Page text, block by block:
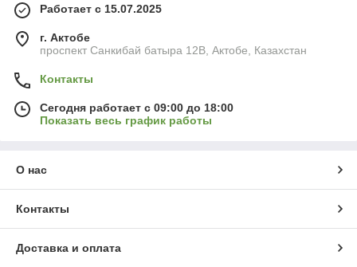
Работает с 15.07.2025
г. Актобе
проспект Санкибай батыра 12В, Актобе, Казахстан
Контакты
Сегодня работает с 09:00 до 18:00
Показать весь график работы
О нас
Контакты
Доставка и оплата